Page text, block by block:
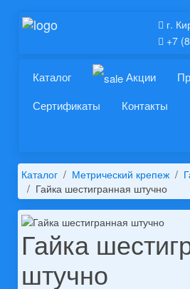
г.
+7
Каталог Акции
Сертификаты
Контакты
Каталог Метрический крепеж
Гайка шестигранная штучно
Гайка
штучно